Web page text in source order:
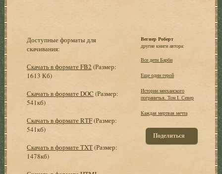
Доступные форматы для
скачивания:
Скачать в формате FB2 (Размер:
1613 Кб)
Скачать в формате DOC (Размер:
541кб)
Скачать в формате RTF(Размер:
541кб)
Скачать в формате TXT(Размер:
1478кб)
Вегнер Роберт
другие книги автора:
Все дети Барби
Еще один герой
Истории мееханского
пограничья. Том I. Север
Каждая мертвая мечта
Поделиться